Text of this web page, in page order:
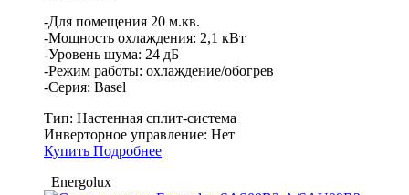
-Для помещения 20 м.кв.
-Мощность охлаждения: 2,1 кВт
-Уровень шума: 24 дБ
-Режим работы: охлаждение/обогрев
-Серия: Basel
Тип: Настенная сплит-система
Инверторное управление: Нет
Купить Подробнее
Energolux